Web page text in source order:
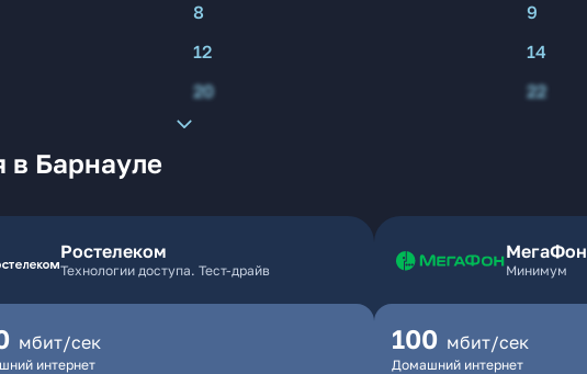
8
9
12
14
20 22
в Барнауле
Ростелеком
Технологии доступа. Тест-драйв
мбит/сек
интернет
МегаФон
Минимум
100 мбит/сек
Домашний интернет